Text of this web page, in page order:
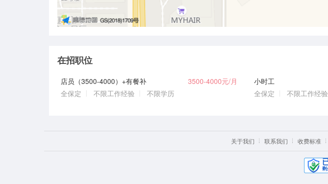
在招职位
店员（3500-4000）+有餐补
3500-4000元/月
全保定
不限工作经验 不限学历
小时工
全保定
不限工作经验
关于我们 联系我们 收费标准